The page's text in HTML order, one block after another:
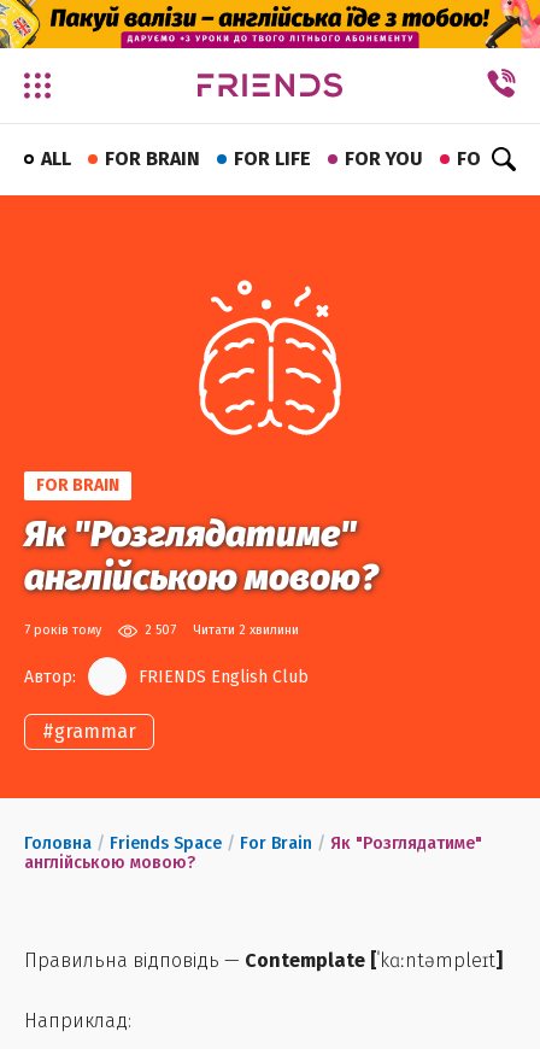
✕
ALL FOR BRAIN FOR LIFE FOR YOU FOR FUN
FOR BRAIN
Як "Розглядатиме"
англійською мовою?
7 років тому 2 507 Читати 2 хвилини
Автор: FRIENDS English Club
#grammar
Головна / Friends Space / For Brain / Як "Розглядатиме"
англійською мовою?
Правильна відповідь — Contemplate [ˈkɑːntəmpleɪt]
Наприклад: